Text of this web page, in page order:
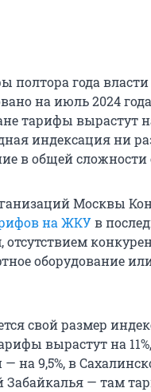
полтора года
на июль 2024
тарифы вырастут
индексация ни
в общей сложности
Москвы
на ЖКУв
оборудование
свой размер
вырастут на
на 9,5%, в
— там